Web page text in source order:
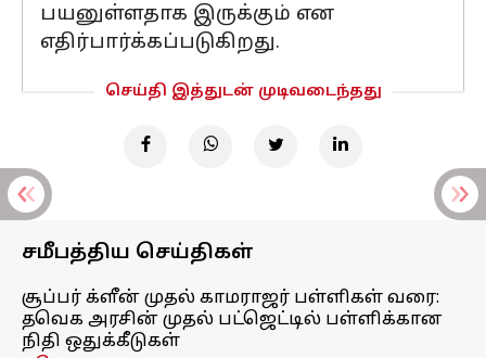
பயனுள்ளதாக இருக்கும் என
எதிர்பார்க்கப்படுகிறது.
செய்தி இத்துடன் முடிவடைந்தது
சமீபத்திய செய்திகள்
சூப்பர் க்ளீன் முதல் காமராஜர் பள்ளிகள் வரை:
தவெக அரசின் முதல் பட்ஜெட்டில் பள்ளிக்கான
நிதி ஒதுக்கீடுகள்